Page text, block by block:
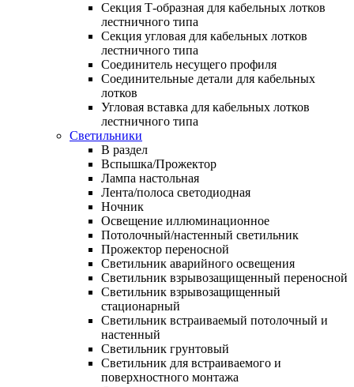
Секция Т-образная для кабельных лотков
лестничного типа
Секция угловая для кабельных лотков
лестничного типа
Соединитель несущего профиля
Соединительные детали для кабельных
лотков
Угловая вставка для кабельных лотков
лестничного типа
Светильники
В раздел
Вспышка/Прожектор
Лампа настольная
Лента/полоса светодиодная
Ночник
Освещение иллюминационное
Потолочный/настенный светильник
Прожектор переносной
Светильник аварийного освещения
Светильник взрывозащищенный переносной
Светильник взрывозащищенный
стационарный
Светильник встраиваемый потолочный и
настенный
Светильник грунтовый
Светильник для встраиваемого и
поверхностного монтажа